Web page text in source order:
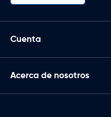
Cuenta
Acerca de nosotros